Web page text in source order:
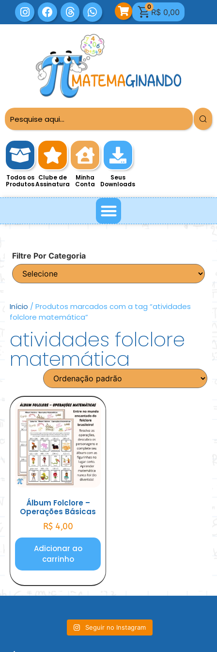
0
R$ 0,00
Todos os
Produtos
Clube de
Assinatura
Minha
Conta
Seus
Downloads
Filtre Por Categoria
Início / Produtos marcados com a tag “atividades
folclore matemática”
atividades folclore
matemática
Álbum Folclore –
Operações Básicas
R$ 4,00
Adicionar ao
carrinho
Seguir no Instagram